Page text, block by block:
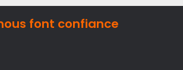
font confiance